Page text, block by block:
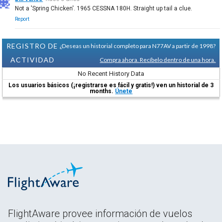
Not a 'Spring Chicken'. 1965 CESSNA 180H. Straight up tail a clue.
Report
REGISTRO DE
ACTIVIDAD
¿Deseas un historial completo para N77AV a partir de 1998?
Compra ahora. Recíbelo dentro de una hora.
No Recent History Data
Los usuarios básicos (¡registrarse es fácil y gratis!) ven un historial de 3
months. Únete
FlightAware provee información de vuelos